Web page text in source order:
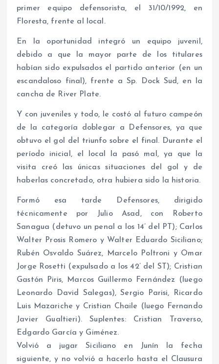
primer equipo defensorista, el 31/10/1992, en
Floresta, frente al local.
En la oportunidad integró un equipo juvenil,
debido a que la mayor parte de los titulares
habían sido expulsados el partido anterior (en un
escandaloso final), frente a Sp. Dock Sud, en la
cancha de River Plate.
Y con juveniles y todo, le costó al futuro campeón
de la categoría doblegar a Defensores, ya que
obtuvo el gol del triunfo sobre el final. Durante el
período inicial, el local la pasó mal, ya que la
visita creó las únicas situaciones del gol y de
haberlas concretado, otra hubiera sido la historia.
Formó esa tarde Defensores, dirigido
técnicamente por Julio Asad, con Roberto
Sanagua (detuvo un penal a los 14’ del PT); Carlos
Walter Prosis Romero y Walter Eduardo Siciliano;
Rubén Osvaldo Suárez, Marcelo Poltroni y Omar
Jorge Rosetti (expulsado a los 42’ del ST); Cristian
Gastón Piris, Marcos Guillermo Fernández (luego
Leonardo David Salegas), Sergio Parisi, Ricardo
Luis Mazariche y Cristian Chaile (luego Fernando
Javier Gualtieri). Suplentes: Cristian Traverso,
Edgardo García y Giménez.
Volvió a jugar Siciliano en Junín la fecha
siguiente, y no volvió a hacerlo hasta el Clausura